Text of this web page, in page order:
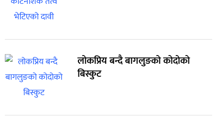
लोकप्रिय बन्दै बागलुङको कोदोको
बिस्कुट